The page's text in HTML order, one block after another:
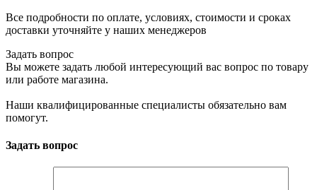
Все подробности по оплате, условиях, стоимости и сроках
доставки уточняйте у наших менеджеров
Задать вопрос
Вы можете задать любой интересующий вас вопрос по товару
или работе магазина.
Наши квалифицированные специалисты обязательно вам
помогут.
Задать вопрос